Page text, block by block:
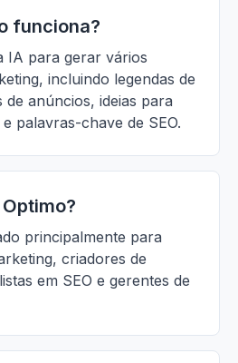
funciona?
IA para gerar vários
incluindo legendas de
de anúncios, ideias para
palavras-chave de SEO.
principalmente para
criadores de
em SEO e gerentes de